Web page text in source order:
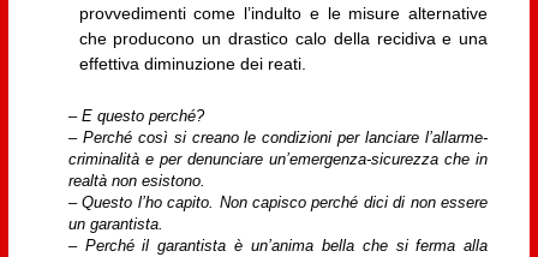
provvedimenti come l’indulto e le misure alternative
che producono un drastico calo della recidiva e una
effettiva diminuzione dei reati.
– E questo perché?
– Perché così si creano le condizioni per lanciare l’allarme-
criminalità e per denunciare un’emergenza-sicurezza che in
realtà non esistono.
– Questo l’ho capito. Non capisco perché dici di non essere
un garantista.
– Perché il garantista è un’anima bella che si ferma alla